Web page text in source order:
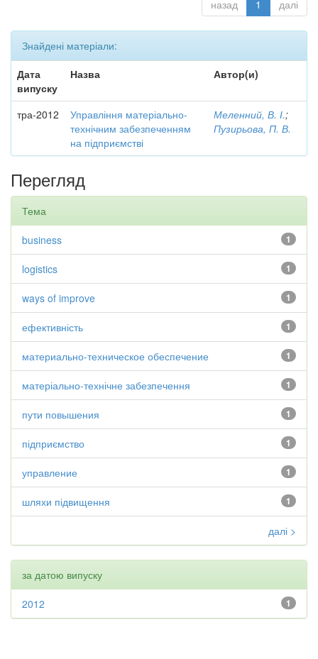
назад 1 далі
Знайдені матеріали:
Дата
випуску
Назва Автор(и)
тра-2012
Управління матеріально-
технічним забезпеченням
на підприємстві
Меленний, В. І.;
Пузирьова, П. В.
Перегляд
Тема
1
business
1
logistics
1
ways of improve
1
ефективність
1
материально-техническое обеспечение
1
матеріально-технічне забезпечення
1
пути повышения
1
підприємство
1
управление
1
шляхи підвищення
далі >
за датою випуску
1
2012